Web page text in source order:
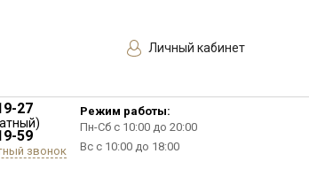
Личный кабинет
27
59
звонок
Режим работы:
Пн-Сб с 10:00 до 20:00
Вс с 10:00 до 18:00